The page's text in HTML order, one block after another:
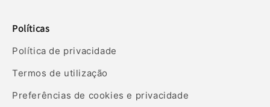
Políticas
Política de privacidade
Termos de utilização
Preferências de cookies e privacidade